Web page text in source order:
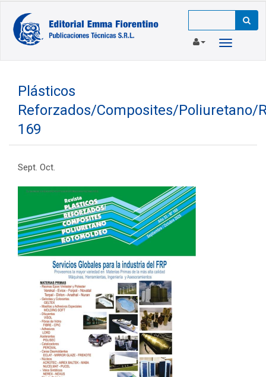
Toggle
Plásticos
Reforzados/Composites/Poliuretano/
169
Sept. Oct.